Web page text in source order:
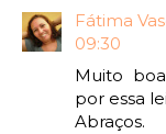
Fátima
09:30
Muito
por essa
Abraços.